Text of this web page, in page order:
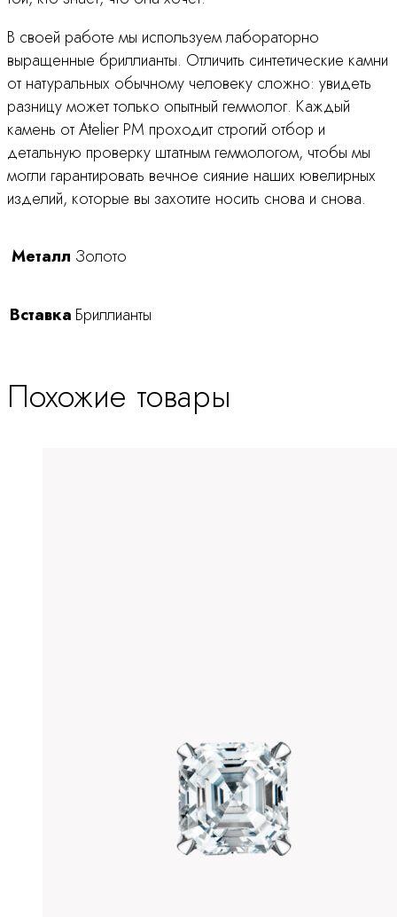
В своей работе мы используем лабораторно
выращенные бриллианты. Отличить синтетические камни
от натуральных обычному человеку сложно: увидеть
разницу может только опытный геммолог. Каждый
камень от Atelier PM проходит строгий отбор и
детальную проверку штатным геммологом, чтобы мы
могли гарантировать вечное сияние наших ювелирных
изделий, которые вы захотите носить снова и снова.
Металл Золото
Вставка Бриллианты
Похожие товары